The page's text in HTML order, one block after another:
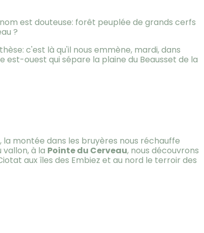
est douteuse: forêt peuplée de grands cerfs
?
c'est là qu'il nous emmène, mardi, dans
ouest qui sépare la plaine du Beausset de la
la montée dans les bruyères nous réchauffe
à la Pointe du Cerveau, nous découvrons
aux îles des Embiez et au nord le terroir des